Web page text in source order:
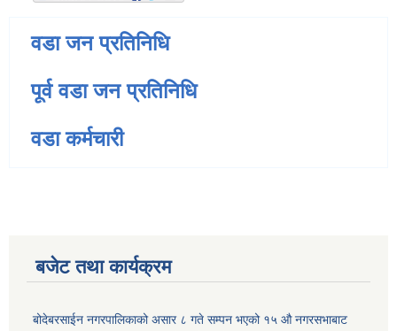
वडा जन प्रतिनिधि
पूर्व वडा जन प्रतिनिधि
वडा कर्मचारी
बजेट तथा कार्यक्रम
बोदेबरसाईन नगरपालिकाको असार ८ गते सम्पन भएको १५ ‍‍‍औ नगरसभाबाट